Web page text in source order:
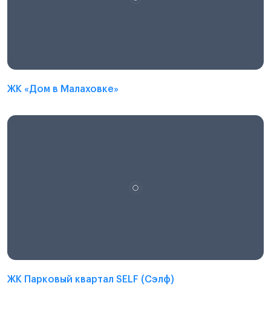
ЖК «Дом в Малаховке»
ЖК Парковый квартал SELF (Сэлф)